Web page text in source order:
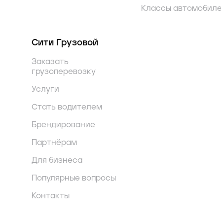
Классы
Сити Грузовой
Заказать
грузоперевозку
Услуги
Стать водителем
Брендирование
Партнёрам
Для бизнеса
Популярные вопросы
Контакты